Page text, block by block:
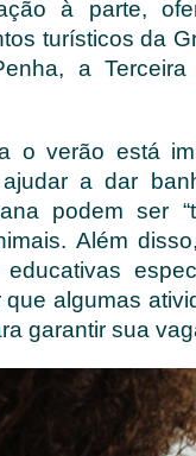
à parte,
turísticos da
a
o verão está
a dar
podem ser
Além
algumas
garantir sua